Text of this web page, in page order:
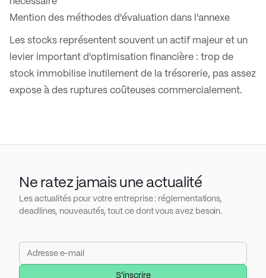
Mention des méthodes d'évaluation dans l'annexe
Les stocks représentent souvent un actif majeur et un
levier important d'optimisation financière : trop de
stock immobilise inutilement de la trésorerie, pas assez
expose à des ruptures coûteuses commercialement.
Ne ratez jamais une actualité
Les actualités pour votre entreprise : réglementations,
deadlines, nouveautés, tout ce dont vous avez besoin.